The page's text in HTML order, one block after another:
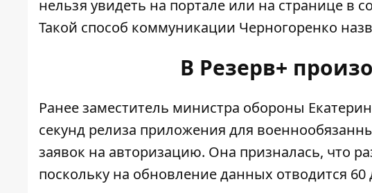
нельзя увидеть на портале или на странице в
Такой способ коммуникации Черногоренко
В Резерв+
Ранее заместитель министра обороны
секунд релиза приложения для
заявок на авторизацию. Она призналась, что
поскольку на обновление данных отводится 60